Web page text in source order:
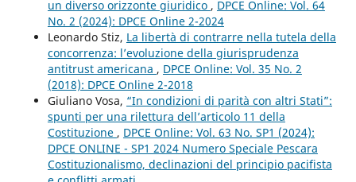
un diverso orizzonte giuridico , DPCE Online: Vol. 64
No. 2 (2024): DPCE Online 2-2024
Leonardo Stiz, La libertà di contrarre nella tutela della
concorrenza: l’evoluzione della giurisprudenza
antitrust americana , DPCE Online: Vol. 35 No. 2
(2018): DPCE Online 2-2018
Giuliano Vosa, “In condizioni di parità con altri Stati”:
spunti per una rilettura dell’articolo 11 della
Costituzione , DPCE Online: Vol. 63 No. SP1 (2024):
DPCE ONLINE - SP1 2024 Numero Speciale Pescara
Costituzionalismo, declinazioni del principio pacifista